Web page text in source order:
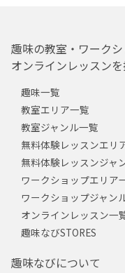
趣味の教室・ワークシ
オンラインレッスン
趣味一覧
教室エリア一覧
教室ジャンル一覧
無料体験レッスンエリ
無料体験レッスンジャ
ワークショップエリア
ワークショップジャン
オンラインレッスン一
趣味なびSTORES
趣味なびについて